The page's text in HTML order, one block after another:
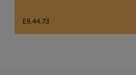
E9.44.73